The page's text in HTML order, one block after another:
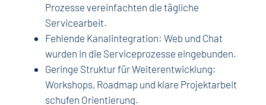
Prozesse vereinfachten die tägliche
Servicearbeit.
Fehlende Kanalintegration: Web und Chat
wurden in die Serviceprozesse eingebunden.
Geringe Struktur für Weiterentwicklung:
Workshops, Roadmap und klare Projektarbeit
schufen Orientierung.